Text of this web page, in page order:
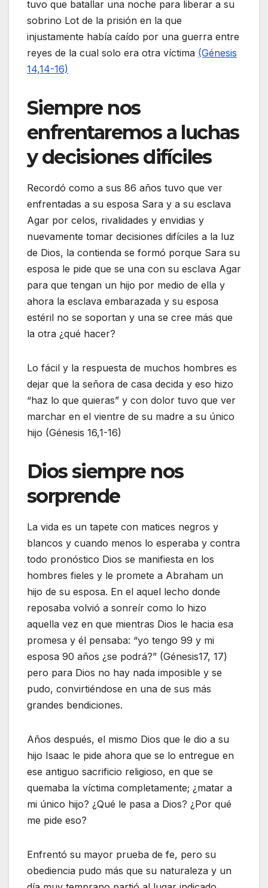
tuvo que batallar una noche para liberar a su
sobrino Lot de la prisión en la que
injustamente había caído por una guerra entre
reyes de la cual solo era otra víctima (Génesis
14,14-16)
Siempre nos
enfrentaremos a luchas
y decisiones difíciles
Recordó como a sus 86 años tuvo que ver
enfrentadas a su esposa Sara y a su esclava
Agar por celos, rivalidades y envidias y
nuevamente tomar decisiones difíciles a la luz
de Dios, la contienda se formó porque Sara su
esposa le pide que se una con su esclava Agar
para que tengan un hijo por medio de ella y
ahora la esclava embarazada y su esposa
estéril no se soportan y una se cree más que
la otra ¿qué hacer?
Lo fácil y la respuesta de muchos hombres es
dejar que la señora de casa decida y eso hizo
“haz lo que quieras” y con dolor tuvo que ver
marchar en el vientre de su madre a su único
hijo (Génesis 16,1-16)
Dios siempre nos
sorprende
La vida es un tapete con matices negros y
blancos y cuando menos lo esperaba y contra
todo pronóstico Dios se manifiesta en los
hombres fieles y le promete a Abraham un
hijo de su esposa. En el aquel lecho donde
reposaba volvió a sonreír como lo hizo
aquella vez en que mientras Dios le hacia esa
promesa y él pensaba: “yo tengo 99 y mi
esposa 90 años ¿se podrá?” (Génesis17, 17)
pero para Dios no hay nada imposible y se
pudo, convirtiéndose en una de sus más
grandes bendiciones.
Años después, el mismo Dios que le dio a su
hijo Isaac le pide ahora que se lo entregue en
ese antiguo sacrificio religioso, en que se
quemaba la víctima completamente; ¿matar a
mi único hijo? ¿Qué le pasa a Dios? ¿Por qué
me pide eso?
Enfrentó su mayor prueba de fe, pero su
obediencia pudo más que su naturaleza y un